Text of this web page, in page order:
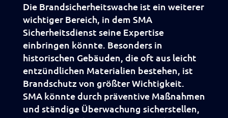
Die Brandsicherheitswache ist ein weiterer
wichtiger Bereich, in dem SMA
Sicherheitsdienst seine Expertise
einbringen könnte. Besonders in
historischen Gebäuden, die oft aus leicht
entzündlichen Materialien bestehen, ist
Brandschutz von größter Wichtigkeit.
SMA könnte durch präventive Maßnahmen
und ständige Überwachung sicherstellen,